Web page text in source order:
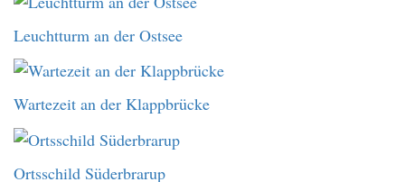
Leuchtturm an der Ostsee
Wartezeit an der Klappbrücke
Ortsschild Süderbrarup